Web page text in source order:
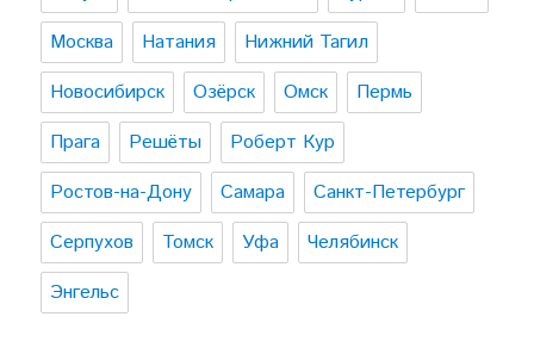
Москва
Натания
Нижний Тагил
Новосибирск
Озёрск Омск
Пермь
Прага
Решёты
Роберт Кур
Ростов-на-Дону
Самара
Санкт-Петербург
Серпухов
Томск Уфа
Челябинск
Энгельс